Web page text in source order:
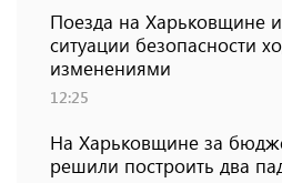
Поезда на Харьковщине
ситуации безопасности
изменениями
12:25
На Харьковщине за
решили построить два